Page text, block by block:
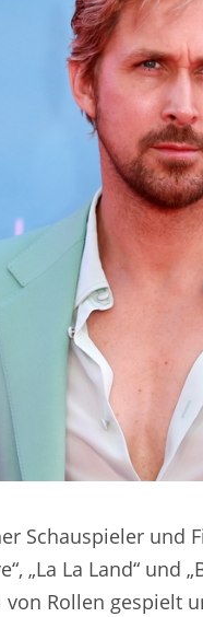
Schauspieler und
„La La Land“ und
Rollen gespielt